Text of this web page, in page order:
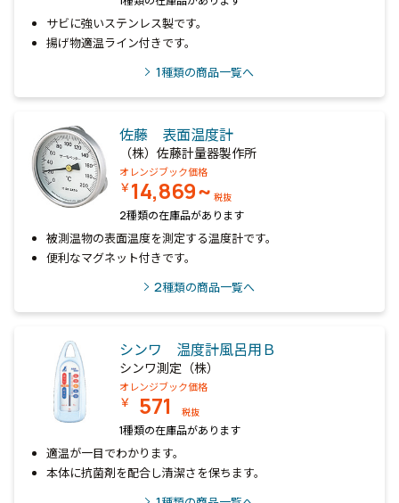
サビに強いステンレス製です。
揚げ物適温ライン付きです。
1種類の商品一覧へ
佐藤 表面温度計
（株）佐藤計量器製作所
オレンジブック価格
￥14,869~ 税抜
2種類の在庫品があります
被測温物の表面温度を測定する温度計です。
便利なマグネット付きです。
2種類の商品一覧へ
シンワ 温度計風呂用Ｂ
シンワ測定（株）
オレンジブック価格
￥ 571 税抜
1種類の在庫品があります
適温が一目でわかります。
本体に抗菌剤を配合し清潔さを保ちます。